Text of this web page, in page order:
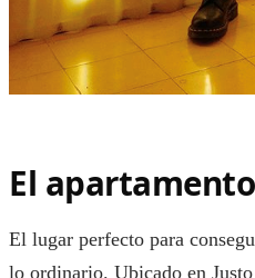
El apartamento
El lugar perfecto para
lo ordinario. Ubicado en